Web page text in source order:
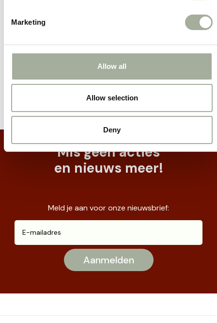
Marketing
Allow all
Allow selection
Deny
Mis geen acties
en nieuws meer!
Meld je aan voor onze nieuwsbrief: